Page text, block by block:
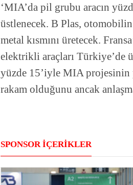
‘MIA’da pil grubu aracın
üstlenecek. B Plas,
metal kısmını üretecek.
elektrikli araçları Türkiye’de
yüzde 15’iyle MIA
rakam olduğunu ancak
SPONSOR İÇERİKLER